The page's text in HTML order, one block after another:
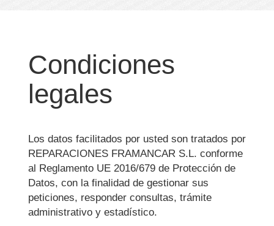
Condiciones
legales
Los datos facilitados por usted son tratados por
REPARACIONES FRAMANCAR S.L. conforme
al Reglamento UE 2016/679 de Protección de
Datos, con la finalidad de gestionar sus
peticiones, responder consultas, trámite
administrativo y estadístico.